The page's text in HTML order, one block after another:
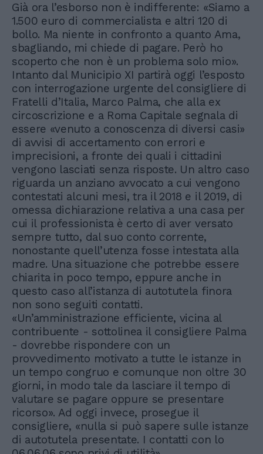
Già ora l’esborso non è indifferente: «Siamo a
1.500 euro di commercialista e altri 120 di
bollo. Ma niente in confronto a quanto Ama,
sbagliando, mi chiede di pagare. Però ho
scoperto che non è un problema solo mio».
Intanto dal Municipio XI partirà oggi l’esposto
con interrogazione urgente del consigliere di
Fratelli d’Italia, Marco Palma, che alla ex
circoscrizione e a Roma Capitale segnala di
essere «venuto a conoscenza di diversi casi»
di avvisi di accertamento con errori e
imprecisioni, a fronte dei quali i cittadini
vengono lasciati senza risposte. Un altro caso
riguarda un anziano avvocato a cui vengono
contestati alcuni mesi, tra il 2018 e il 2019, di
omessa dichiarazione relativa a una casa per
cui il professionista è certo di aver versato
sempre tutto, dal suo conto corrente,
nonostante quell’utenza fosse intestata alla
madre. Una situazione che potrebbe essere
chiarita in poco tempo, eppure anche in
questo caso all’istanza di autotutela finora
non sono seguiti contatti.
«Un’amministrazione efficiente, vicina al
contribuente - sottolinea il consigliere Palma
- dovrebbe rispondere con un
provvedimento motivato a tutte le istanze in
un tempo congruo e comunque non oltre 30
giorni, in modo tale da lasciare il tempo di
valutare se pagare oppure se presentare
ricorso». Ad oggi invece, prosegue il
consigliere, «nulla si può sapere sulle istanze
di autotutela presentate. I contatti con lo